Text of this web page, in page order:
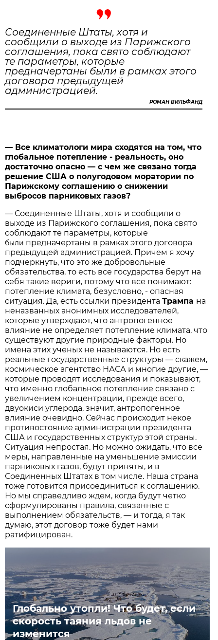
Соединенные Штаты, хотя и
сообщили о выходе из Парижского
соглашения, пока свято соблюдают
те параметры, которые
предначертаны были в рамках этого
договора предыдущей
администрацией.
РОМАН ВИЛЬФАНД
— Все климатологи мира сходятся на том, что
глобальное потепление - реальность, оно
достаточно опасно — с чем же связано тогда
решение США о полугодовом моратории по
Парижскому соглашению о снижении
выбросов парниковых газов?
— Соединенные Штаты, хотя и сообщили о
выходе из Парижского соглашения, пока свято
соблюдают те параметры, которые
были предначертаны в рамках этого договора
предыдущей администрацией. Причем я хочу
подчеркнуть, что это же добровольные
обязательства, то есть все государства берут на
себя такие вериги, потому что все понимают:
потепление климата, безусловно, - опасная
ситуация. Да, есть ссылки президентаТрампа на
неназванных анонимных исследователей,
которые утверждают, что антропогенное
влияние не определяет потепление климата, что
существуют другие природные факторы. Но
имена этих ученых не называются. Но есть
реальные государственные структуры — скажем,
космическое агентство НАСА и многие другие, —
которые проводят исследования и показывают,
что именно глобальное потепление связано с
увеличением концентрации, прежде всего,
двуокиси углерода, значит, антропогенное
влияние очевидно. Сейчас происходит некое
противостояние администрации президента
США и государственных структур этой страны.
Ситуация непростая. Но можно ожидать, что все
меры, направленные на уменьшение эмиссии
парниковых газов, будут приняты, и в
Соединенных Штатах в том числе. Наша страна
тоже готовится присоединиться к соглашению.
Но мы справедливо ждем, когда будут четко
сформулированы правила, связанные с
выполнением обязательств, — и тогда, я так
думаю, этот договор тоже будет нами
ратифицирован.
Глобально утопли! Что будет, если
скорость таяния льдов не
изменится